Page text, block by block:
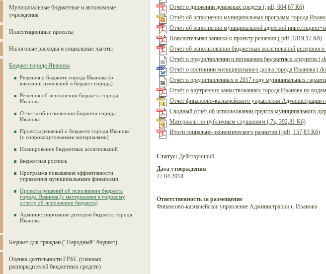
Муниципальные бюджетные и автономные
учреждения
Инвестиционные проекты
Налоговые расходы и социальные льготы
Бюджет города Иванова
Решения о бюджете города Иванова (о
внесении изменений в бюджет города)
Решения об исполнении бюджета города
Иванова
Отчеты об исполнении бюджета города
Иванова
Проекты решений о бюджете города Иванова
(с сопроводительными материалами)
Планирование бюджетных ассигнований
Бюджетная роспись
Программа повышения эффективности
управления муниципальными финансами
Проекты решений об исполнении бюджета
города Иванова (с материалами к годовому
отчету об исполнении бюджета)
Администрирование доходов бюджета города
Иванова
Бюджет для граждан ("Народный" бюджет)
Оценка деятельности ГРБС (главных
распорядителей бюджетных средств)
Отчёт о движении денежных средств (.pdf, 604,67 Кб)
Отчёт об исполнении муниципальных программ города
Отчёт об исполнении муниципальной адресной
Пояснительная записка к проекту решения (.pdf, 1819,12 Кб)
Отчёт об использовании бюджетных ассигнований
Отчёт о предоставлении и погашении бюджетных кредитов
Отчёт о состоянии муниципального долга города Иванова
Отчёт о предоставленных в 2017 году муниципальных
Отчёт о внутренних заимствованиях города Иванова по
Отчёт финансово-казначейского управления
Сводный отчёт об использовании средств муниципального
Материалы по публичным слушаниям (.7z, 392,31 Кб)
Итоги социально-экономического развития (.pdf, 157,83 Кб)
Статус: Действующий
Дата утверждения
27.04.2018
Ответственность за размещение
Финансово-казначейское управление Администрации г. Иванова